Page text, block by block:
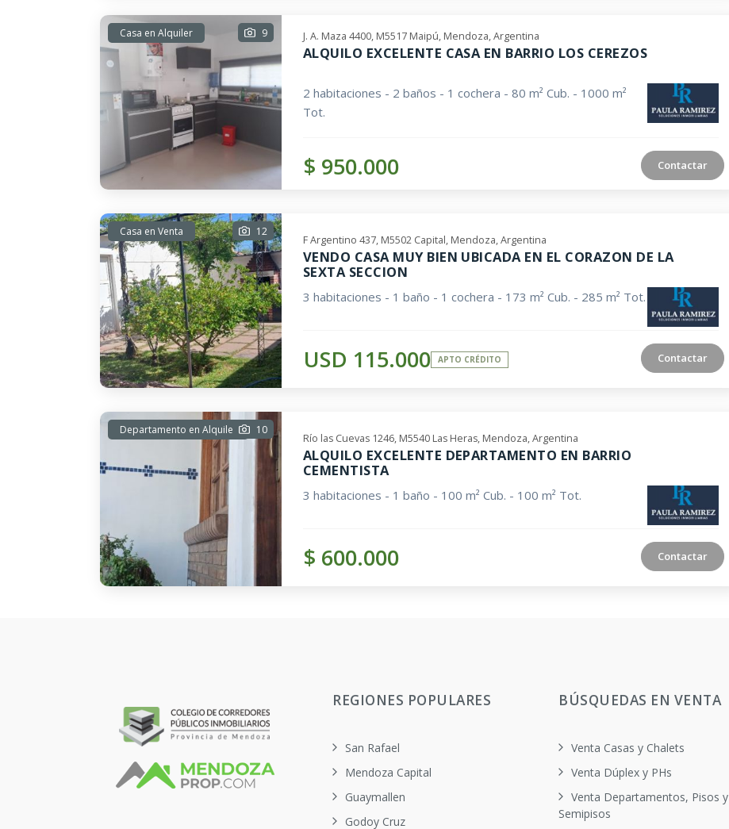
Casa en Alquiler 9 J. A. Maza 4400, M5517 Maipú, Mendoza, Argentina
ALQUILO EXCELENTE CASA EN BARRIO LOS CEREZOS
2 habitaciones - 2 baños - 1 cochera - 80 m² Cub. - 1000 m²
Tot.
$ 950.000 Contactar
Casa en Venta 12
F Argentino 437, M5502 Capital, Mendoza, Argentina
VENDO CASA MUY BIEN UBICADA EN EL CORAZON DE LA
SEXTA SECCION
3 habitaciones - 1 baño - 1 cochera - 173 m² Cub. - 285 m² Tot.
USD 115.000 APTO CRÉDITO Contactar
Departamento en Alquiler 10
Río las Cuevas 1246, M5540 Las Heras, Mendoza, Argentina
ALQUILO EXCELENTE DEPARTAMENTO EN BARRIO
CEMENTISTA
3 habitaciones - 1 baño - 100 m² Cub. - 100 m² Tot.
$ 600.000 Contactar
REGIONES POPULARES
San Rafael
Mendoza Capital
Guaymallen
Godoy Cruz
BÚSQUEDAS EN VENTA
Venta Casas y Chalets
Venta Dúplex y PHs
Venta Departamentos, Pisos y
Semipisos